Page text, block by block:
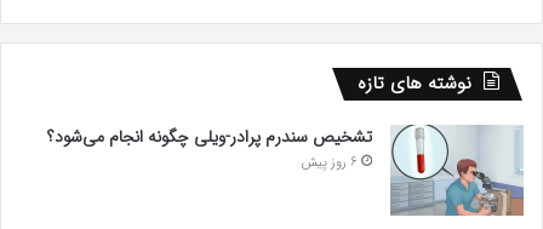
نوشته های تازه
تشخیص سندرم پرادر-ویلی چگونه انجام می‌شود؟
6 روز پیش